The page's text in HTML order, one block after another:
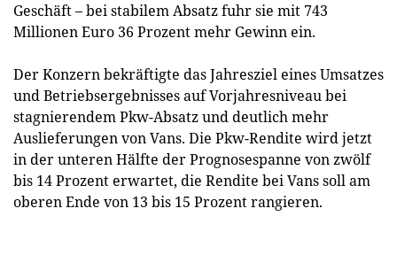
Geschäft – bei stabilem Absatz fuhr sie mit 743
Millionen Euro 36 Prozent mehr Gewinn ein.
Der Konzern bekräftigte das Jahresziel eines Umsatzes
und Betriebsergebnisses auf Vorjahresniveau bei
stagnierendem Pkw-Absatz und deutlich mehr
Auslieferungen von Vans. Die Pkw-Rendite wird jetzt
in der unteren Hälfte der Prognosespanne von zwölf
bis 14 Prozent erwartet, die Rendite bei Vans soll am
oberen Ende von 13 bis 15 Prozent rangieren.